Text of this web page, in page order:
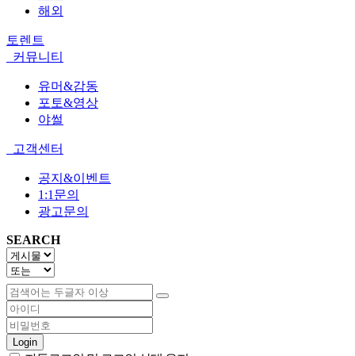
해외
토렌트
커뮤니티
유머&감동
포토&영상
야썰
고객센터
공지&이벤트
1:1문의
광고문의
SEARCH
Login